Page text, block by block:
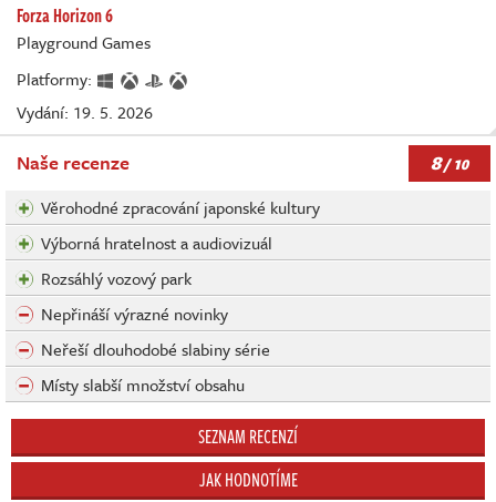
Forza Horizon 6
Playground Games
Platformy:
Vydání: 19. 5. 2026
Naše recenze 8/ 10
Věrohodné zpracování japonské kultury
Výborná hratelnost a audiovizuál
Rozsáhlý vozový park
Nepřináší výrazné novinky
Neřeší dlouhodobé slabiny série
Místy slabší množství obsahu
SEZNAM RECENZÍ
JAK HODNOTÍME